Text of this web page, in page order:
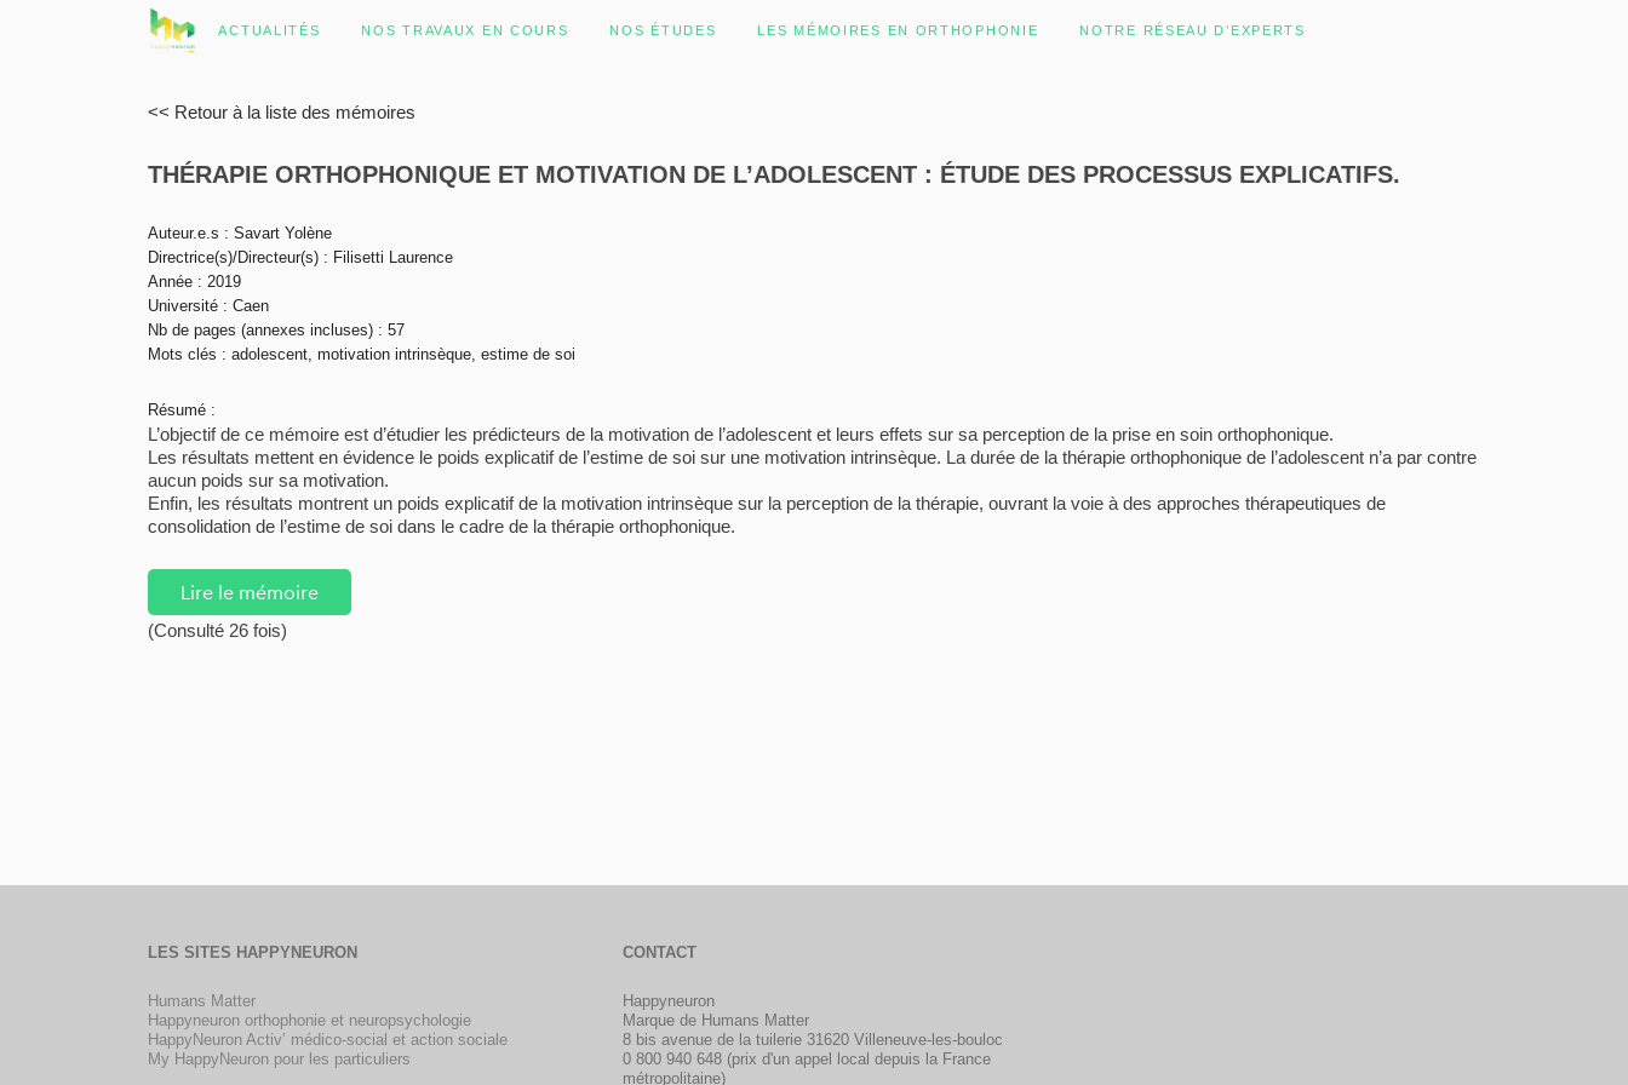
ACTUALITÉS NOS TRAVAUX EN COURS NOS ÉTUDES LES MÉMOIRES EN ORTHOPHONIE NOTRE RÉSEAU D’EXPERTS
<< Retour à la liste des mémoires
THÉRAPIE ORTHOPHONIQUE ET MOTIVATION DE L’ADOLESCENT : ÉTUDE DES PROCESSUS EXPLICATIFS.
Auteur.e.s : Savart Yolène
Directrice(s)/Directeur(s) : Filisetti Laurence
Année : 2019
Université : Caen
Nb de pages (annexes incluses) : 57
Mots clés : adolescent, motivation intrinsèque, estime de soi
Résumé :
L’objectif de ce mémoire est d’étudier les prédicteurs de la motivation de l’adolescent et leurs effets sur sa perception de la prise en soin orthophonique.
Les résultats mettent en évidence le poids explicatif de l’estime de soi sur une motivation intrinsèque. La durée de la thérapie orthophonique de l’adolescent n’a par contre
aucun poids sur sa motivation.
Enfin, les résultats montrent un poids explicatif de la motivation intrinsèque sur la perception de la thérapie, ouvrant la voie à des approches thérapeutiques de
consolidation de l’estime de soi dans le cadre de la thérapie orthophonique.
Lire le mémoire
(Consulté 26 fois)
LES SITES HAPPYNEURON
Humans Matter
Happyneuron orthophonie et neuropsychologie
HappyNeuron Activ’ médico-social et action sociale
My HappyNeuron pour les particuliers
CONTACT
Happyneuron
Marque de Humans Matter
8 bis avenue de la tuilerie 31620 Villeneuve-les-bouloc
0 800 940 648 (prix d'un appel local depuis la France
métropolitaine)